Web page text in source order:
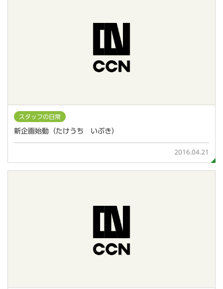
スタッフの日常
新企画始動（たけうち いぶき）
2016.04.21